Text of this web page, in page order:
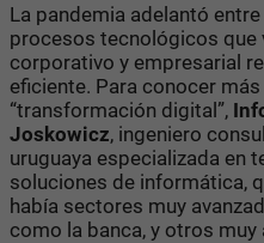
La pandemia adelantó
procesos tecnológicos que
corporativo y empresarial
eficiente. Para conocer
“transformación digital”,
Joskowicz, ingeniero
uruguaya especializada en
soluciones de informática,
había sectores muy
como la banca, y otros